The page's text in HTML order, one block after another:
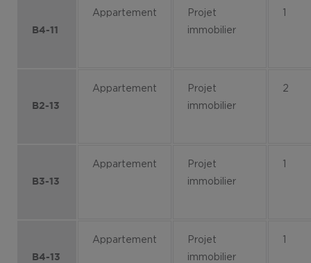
B4-11
Appartement
Projet
immobilier
1
B2-13
Appartement
Projet
immobilier
2
B3-13
Appartement
Projet
immobilier
1
B4-13
Appartement
Projet
immobilier
1